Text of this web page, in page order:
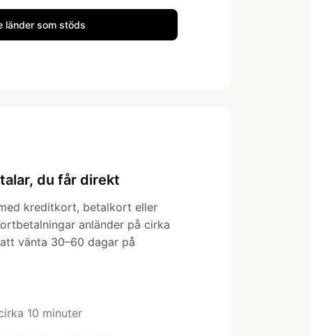
länder som stöds
du får direkt
kreditkort, betalkort eller
anländer på cirka
vänta 30–60 dagar på
10 minuter